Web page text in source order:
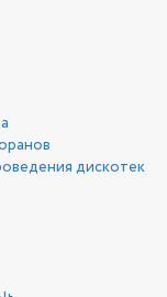
дискотек